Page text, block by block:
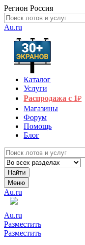
Регион Россия
Au.ru
Каталог
Услуги
Распродажа с 1₽
Магазины
Форум
Помощь
Блог
Найти
Меню
Au.ru
Au.ru
Разместить
Разместить